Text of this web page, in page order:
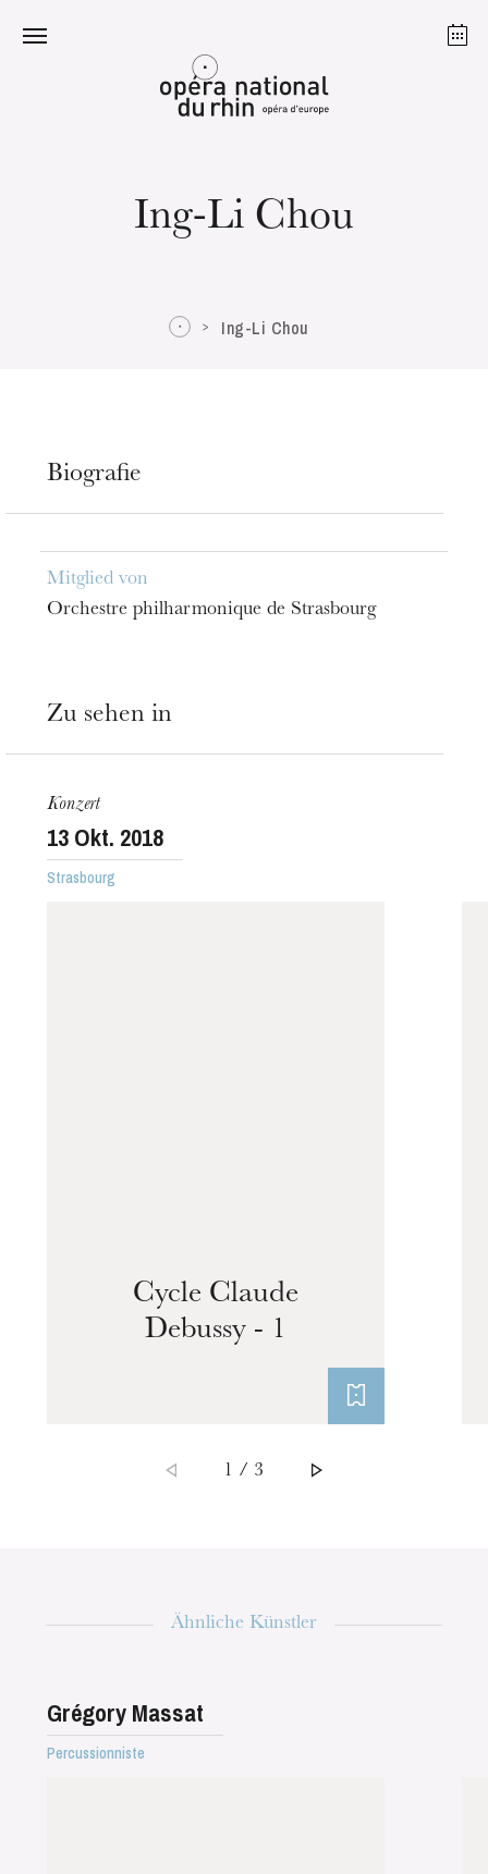
Straßburg
Führungen durch die Oper
Ing-Li Chou
Ing-Li Chou
Biografie
Mitglied von
Orchestre philharmonique de Strasbourg
Zu sehen in
1 / 3
Konzert
13 Okt. 2018
Strasbourg
Cycle Claude
Debussy - 1
Ähnliche Künstler
Grégory Massat
Percussionniste